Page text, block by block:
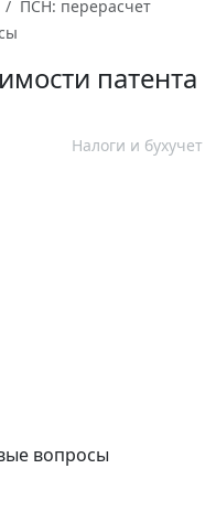
ПСН: перерасчет
патента
Налоги и бухучет
вопросы